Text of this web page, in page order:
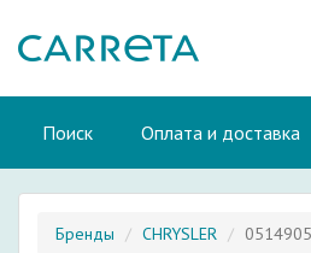
Поиск Оплата и доставка
Бренды CHRYSLER